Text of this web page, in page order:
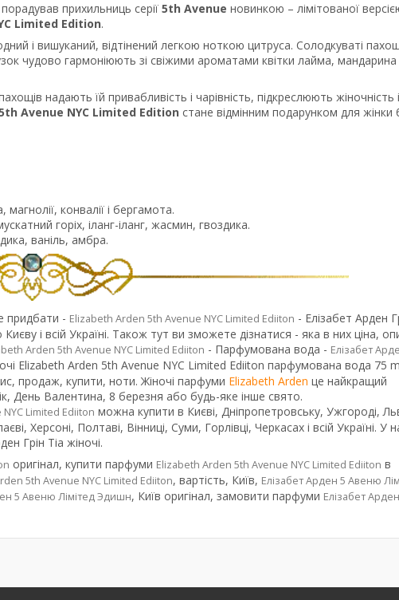
прихильниць серії 5th Avenue новинкою – лімітованої
Limited Edition.
і вишуканий, відтінений легкою ноткою цитруса. Солодкуваті
чудово гармоніюють зі свіжими ароматами квітки лайма, мандарина
надають їй привабливість і чарівність, підкреслюють жіночність і
Avenue NYC Limited Edition стане відмінним подарунком для жінки
конвалії і бергамота.
горіх, іланг-іланг, жасмин, гвоздика.
ваніль, амбра.
придбати - Elizabeth Arden 5th Avenue NYC Limited Ediiton - Елізабет Арден
і всій Україні. Також тут ви зможете дізнатися - яка в них ціна,
Arden 5th Avenue NYC Limited Ediiton - Парфумована вода - Елізабет
Elizabeth Arden 5th Avenue NYC Limited Ediiton парфумована вода 75
продаж, купити, ноти. Жіночі парфуми Elizabeth Arden це найкращий
День Валентина, 8 березня або будь-яке інше свято.
Limited Ediiton можна купити в Києві, Дніпропетровську, Ужгороді,
Херсоні, Полтаві, Вінниці, Суми, Горлівці, Черкасах і всій Україні. У
Грін Тіа жіночі.
оригінал, купити парфуми Elizabeth Arden 5th Avenue NYC Limited Ediiton в
5th Avenue NYC Limited Ediiton, вартість, Київ, Елізабет Арден 5 Авеню
5 Авеню Лімітед Эдишн, Київ оригінал, замовити парфуми Елізабет Арден